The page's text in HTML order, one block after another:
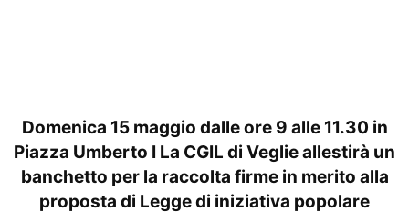
Domenica 15 maggio dalle ore 9 alle 11.30 in
Piazza Umberto I La CGIL di Veglie allestirà un
banchetto per la raccolta firme in merito alla
proposta di Legge di iniziativa popolare